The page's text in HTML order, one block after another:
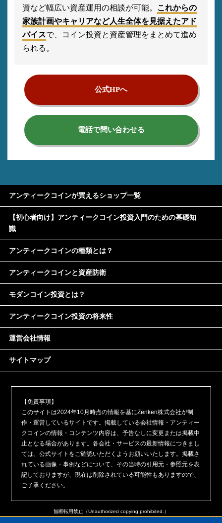
資など幅広い資産運用の相談が可能。
これからの
家族計画やキャリアなど人生全体を見据えたアド
バイスで、コイン投資と資産管理をまとめて進め
られる。
公式HPへ
電話で問い合わせる
アンティークコインが買えるショップ一覧
【初心者向け】アンティークコイン投資入門のための基礎知
識
アンティークコインの種類とは？
アンティークコインと資産防衛
モダンコイン投資とは？
アンティークコイン投資の将来性
運営会社情報
サイトマップ
【免責事項】
このサイトは2024年10月時点の情報を基にZenken株式会社が制
作・運営しているサイトです。掲載している会社情報・アンティー
クコインの情報・コンテンツ内容は、予告なしに変更または掲載中
止となる場合があります。各会社・サービスの最新情報につきまし
ては、公式サイトをご確認いただくようお願いいたします。掲載さ
れている画像・事例などについて、その当時の引用元・参照元を表
記しておりますが、現在は削除されている可能性もありますので、
ご了承ください。
無断転用禁止（Unauthorized copying prohibited.）